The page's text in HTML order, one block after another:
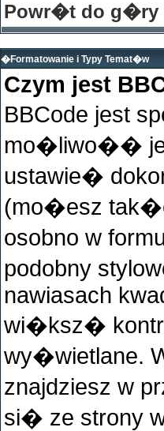
Powr�t do g�ry
�Formatowanie i Typy Temat�w
Czym jest
BBCode jest
mo�liwo��
ustawie�
(mo�esz
osobno w
podobny
nawiasach
wi�ksz�
wy�wietlane.
znajdziesz w
si� ze strony